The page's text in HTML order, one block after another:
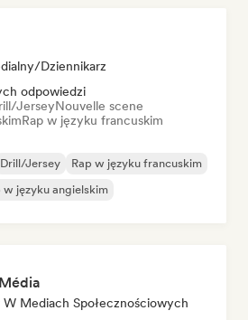
Dziennikarz
odpowiedzi
JerseyNouvelle scene
Rap w języku francuskim
Drill/Jersey
Rap w języku francuskim
w języku angielskim
Mediach Społecznościowych